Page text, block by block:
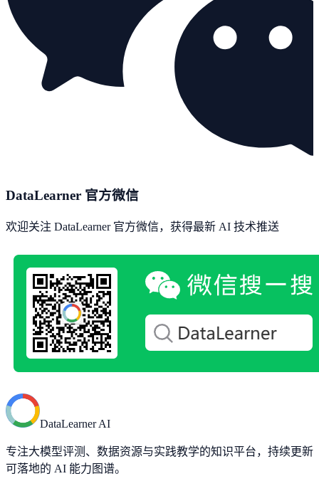
DataLearner 官方微信
欢迎关注 DataLearner 官方微信，获得最新 AI 技术推送
DataLearner AI
专注大模型评测、数据资源与实践教学的知识平台，持续更新
可落地的 AI 能力图谱。